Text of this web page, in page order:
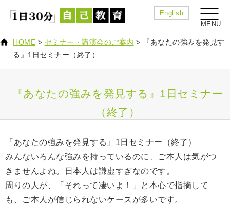
English
HOME > セミナー・講演会のご案内 >
『あなたの強みを発見す
る』1日セミナー（終了）
『あなたの強みを発見する』1日セミナー
（終了）
『あなたの強みを発見する』1日セミナー（終了）
みんないろんな強みを持っているのに、ご本人は気がつ
きませんよね。日本人は謙虚すぎなのです。
周りの人が、「それって凄いよ！」と本心で指摘して
も、ご本人が信じられないケースが多いです。